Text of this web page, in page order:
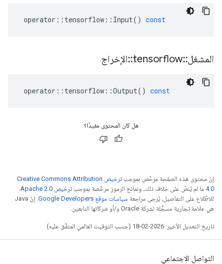
operator :: tensorflow :: Input() const
المشغل::
tensorflow
::الإخراج
operator :: tensorflow ::Output() const
هل كان المحتوى مفيدًا؟
إنّ محتوى هذه الصفحة مرخّص بموجب
ترخيص Creative Commons Attribution
4.0‏ ما لم يُنصّ على خلاف ذلك، ونماذج الرموز مرخّصة بموجبترخيص Apache 2.0‏
.
للاطّلاع على التفاصيل، يُرجى مراجعة سياسات موقع Google Developers‏
. إنّ Java
هي علامة تجارية مسجَّلة لشركة Oracle و/أو شركائها التابعين.
تاريخ التعديل الأخير: 2026-02-18 (حسب التوقيت العالمي المتفَّق عليه)
التواصل الاجتماعي